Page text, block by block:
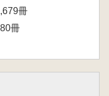
冊
冊